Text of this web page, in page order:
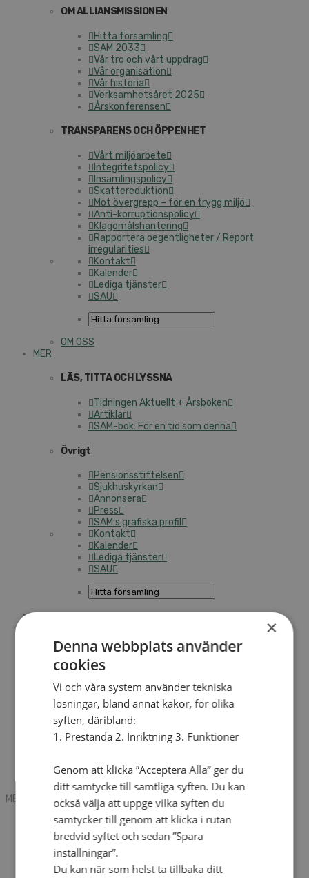
OM ALLIANSMISSIONEN
Hitta församling
SAM 2033
Vår tro och vårt uppdrag
Vår organisation
Vår historia
Verksamhetsåret 2025
Årskonferensen
TRANSPARENS OCH ÖPPENHET
Vårt miljöarbete
Integritetspolicy
Insamlingspolicy
Skattereduktion
Mot övergrepp – för en trygg miljö
Anti-korruptionspolicy
Klagomålshantering
Rapportera oegentligheter / Report
irregularities
Kontakt
Kalender
Lediga tjänster
SAU
OM OSS
MER
LÄS, TITTA OCH LYSSNA
Tidningen Aktuellt + Årsboken
Artiklar
SAM-bok: För en tid som denna
Övrigt
Pensionsstiftelsen
Sjukhuskyrkan
Annonsera
Press
SAM:s grafiska profil
Kontakt
Kalender
Lediga tjänster
SAU
Mobile box
Kontakt
Tidning
Annonsera
Hitta församling
Press
SAU
Lediga tjänster
Sommargårdar
MENU
MENU
Search mobile
English
Hej! Vad söker du?
Kontakt
Kalender
×
Denna webbplats använder
cookies
Vi och våra system använder tekniska
lösningar, bland annat kakor, för olika
syften, däribland:
1. Prestanda 2. Inriktning 3. Funktioner
Genom att klicka ”Acceptera Alla” ger du
ditt samtycke till samtliga syften. Du kan
också välja att uppge vilka syften du
samtycker till genom att klicka i rutan
bredvid syftet och sedan ”Spara
inställningar”.
Du kan när som helst ta tillbaka ditt